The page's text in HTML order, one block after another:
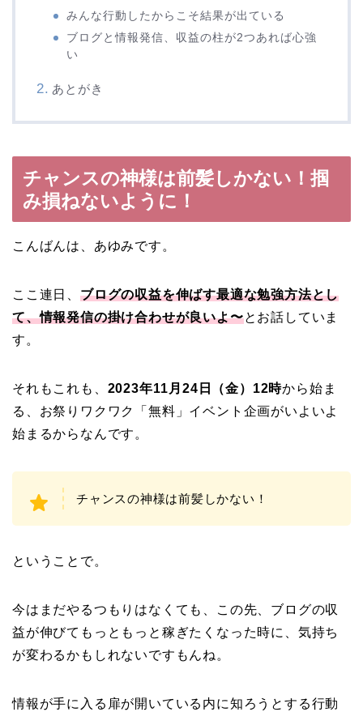
みんな行動したからこそ結果が出ている
ブログと情報発信、収益の柱が2つあれば心強
い
あとがき
チャンスの神様は前髪しかない！掴
み損ねないように！
こんばんは、あゆみです。
ここ連日、 ブログの収益を伸ばす最適な勉強方法とし
て、情報発信の掛け合わせが良いよ〜とお話していま
す。
それもこれも、 2023年11月24日（金）12時から始ま
る、お祭りワクワク「無料」イベント企画がいよいよ
始まるからなんです。
チャンスの神様は前髪しかない！
ということで。
今はまだやるつもりはなくても、この先、ブログの収
益が伸びてもっともっと稼ぎたくなった時に、気持ち
が変わるかもしれないですもんね。
情報が手に入る扉が開いている内に知ろうとする行動